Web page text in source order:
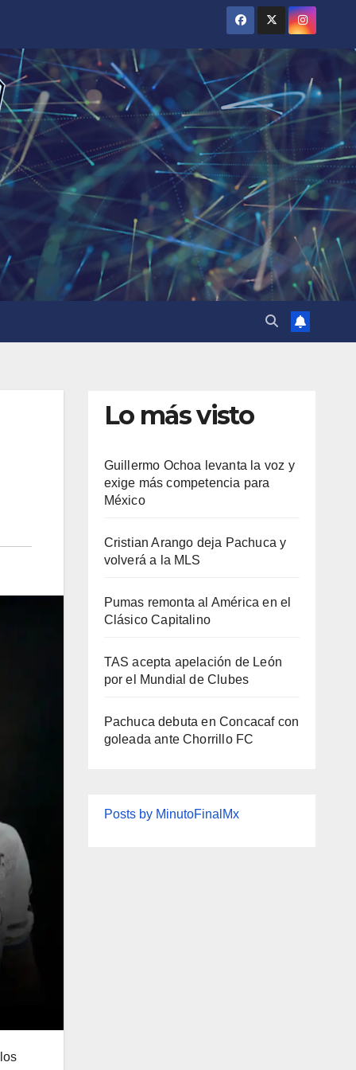
Lo más visto
Guillermo Ochoa levanta la voz y
exige más competencia para
México
Cristian Arango deja Pachuca y
volverá a la MLS
Pumas remonta al América en el
Clásico Capitalino
TAS acepta apelación de León
por el Mundial de Clubes
Pachuca debuta en Concacaf con
goleada ante Chorrillo FC
Posts by MinutoFinalMx